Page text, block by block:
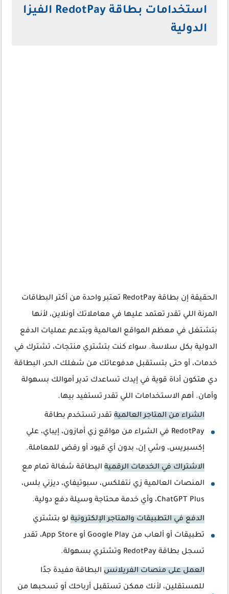
استخدامات بطاقة RedotPay الفيزا
الدولية
الحقيقة إن بطاقة RedotPay تعتبر واحدة من أكتر البطاقات
المرنة اللي تقدر تعتمد عليها في معاملاتك أونلاين، لأنها
بتشتغل في معظم المواقع العالمية وبتدعم عمليات الدفع
الدولية بكل سلاسة. سواء كنت بتشتري منتجات، تشترك في
خدمات، أو حتى بتستقبل مدفوعاتك من شغلك الحر، البطاقة
دي هتكون أداة قوية في إيدك تساعدك تدير أموالك بسهولة
وأمان. أهم الاستخدامات اللي تقدر تستفيد بيها.
الشراء من المتاجر العالمية تقدر تستخدم بطاقة
RedotPay في الشراء من مواقع زي أمازون، إيباي، علي
إكسبريس، وشي إن، بدون أي قيود أو رفض للمعاملة.
الاشتراك في الخدمات الرقمية البطاقة شغالة تمام مع
المنصات العالمية زي نتفلكس، سبوتيفاي، ديزني بلس،
ChatGPT Plus، وأي خدمة محتاجة وسيلة دفع دولية.
الدفع في التطبيقات والمتاجر الإلكترونية لو بتشتري
تطبيقات أو ألعاب من Google Play أو App Store، تقدر
تسجل بطاقة RedotPay وتشتري بسهولة.
العمل على منصات الفريلانس البطاقة مفيدة جدًا
للمستقلين، لأنك ممكن تستقبل أرباحك أو تسحبها من